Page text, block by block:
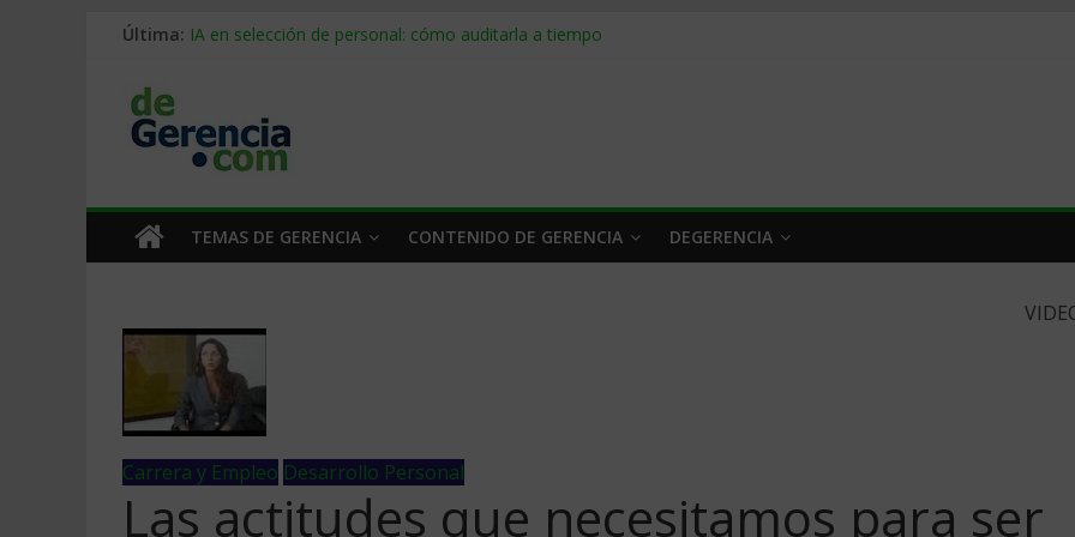
Última: IA en selección de personal: cómo auditarla a tiempo
Stablecoins para empresas: cómo pagar y cobrar en 2026
Despido silencioso: qué es y por qué sale tan caro
TEMAS DE GERENCIA CONTENIDO DE GERENCIA DEGERENCIA
Carrera y Empleo Desarrollo Personal
Las actitudes que necesitamos para ser